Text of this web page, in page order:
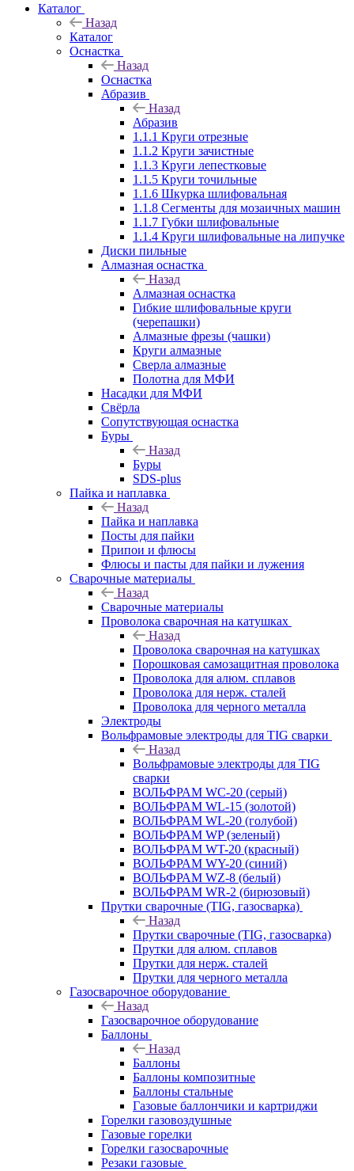
Каталог
Назад
Каталог
Оснастка
Назад
Оснастка
Абразив
Назад
Абразив
1.1.1 Круги отрезные
1.1.2 Круги зачистные
1.1.3 Круги лепестковые
1.1.5 Круги точильные
1.1.6 Шкурка шлифовальная
1.1.8 Сегменты для мозаичных машин
1.1.7 Губки шлифовальные
1.1.4 Круги шлифовальные на липучке
Диски пильные
Алмазная оснастка
Назад
Алмазная оснастка
Гибкие шлифовальные круги
(черепашки)
Алмазные фрезы (чашки)
Круги алмазные
Сверла алмазные
Полотна для МФИ
Насадки для МФИ
Свёрла
Сопутствующая оснастка
Буры
Назад
Буры
SDS-plus
Пайка и наплавка
Назад
Пайка и наплавка
Посты для пайки
Припои и флюсы
Флюсы и пасты для пайки и лужения
Сварочные материалы
Назад
Сварочные материалы
Проволока сварочная на катушках
Назад
Проволока сварочная на катушках
Порошковая самозащитная проволока
Проволока для алюм. сплавов
Проволока для нерж. сталей
Проволока для черного металла
Электроды
Вольфрамовые электроды для TIG сварки
Назад
Вольфрамовые электроды для TIG
сварки
ВОЛЬФРАМ WC-20 (серый)
ВОЛЬФРАМ WL-15 (золотой)
ВОЛЬФРАМ WL-20 (голубой)
ВОЛЬФРАМ WP (зеленый)
ВОЛЬФРАМ WT-20 (красный)
ВОЛЬФРАМ WY-20 (синий)
ВОЛЬФРАМ WZ-8 (белый)
ВОЛЬФРАМ WR-2 (бирюзовый)
Прутки сварочные (TIG, газосварка)
Назад
Прутки сварочные (TIG, газосварка)
Прутки для алюм. сплавов
Прутки для нерж. сталей
Прутки для черного металла
Газосварочное оборудование
Назад
Газосварочное оборудование
Баллоны
Назад
Баллоны
Баллоны композитные
Баллоны стальные
Газовые баллончики и картриджи
Горелки газовоздушные
Газовые горелки
Горелки газосварочные
Резаки газовые